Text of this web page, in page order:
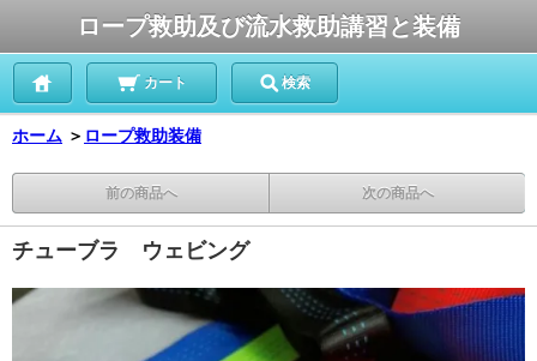
ロープ救助及び流水救助講習と装備
カート 検索
ホーム ＞ ロープ救助装備
前の商品へ 次の商品へ
チューブラ ウェビング